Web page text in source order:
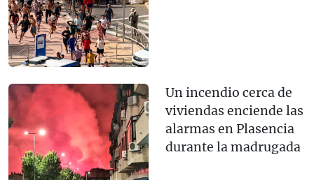
Un incendio cerca de
viviendas enciende las
alarmas en Plasencia
durante la madrugada